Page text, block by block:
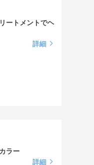
ートメントでヘ
詳細
ラー
詳細